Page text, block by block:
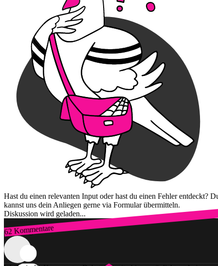
Hast du einen relevanten Input oder hast du einen Fehler entdeckt?
kannst uns dein Anliegen gerne via Formular übermitteln.
Diskussion wird geladen...
62 Kommentare
Zum Login